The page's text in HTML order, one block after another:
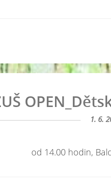
1. 6.
od 14.00 hodin,